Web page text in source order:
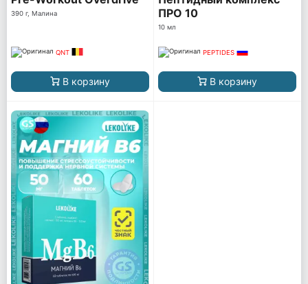
390 г, Малина
QNT
В корзину
ПРО 10
10 мл
PEPTIDES
В корзину